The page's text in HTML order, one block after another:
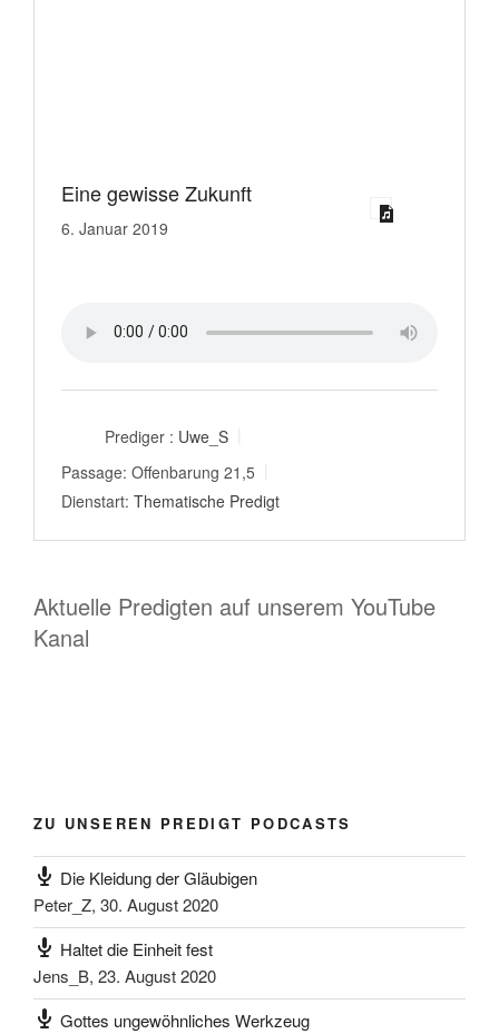
Eine gewisse Zukunft
6. Januar 2019
Prediger : Uwe_S
Passage: Offenbarung 21,5
Dienstart: Thematische Predigt
Aktuelle Predigten auf unserem YouTube
Kanal
ZU UNSEREN PREDIGT PODCASTS
Die Kleidung der Gläubigen
Peter_Z, 30. August 2020
Haltet die Einheit fest
Jens_B, 23. August 2020
Gottes ungewöhnliches Werkzeug